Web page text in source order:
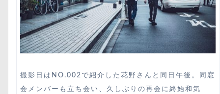
撮影日はNO.002で紹介した花野さんと同日午後。同窓
会メンバーも立ち会い、久しぶりの再会に終始和気